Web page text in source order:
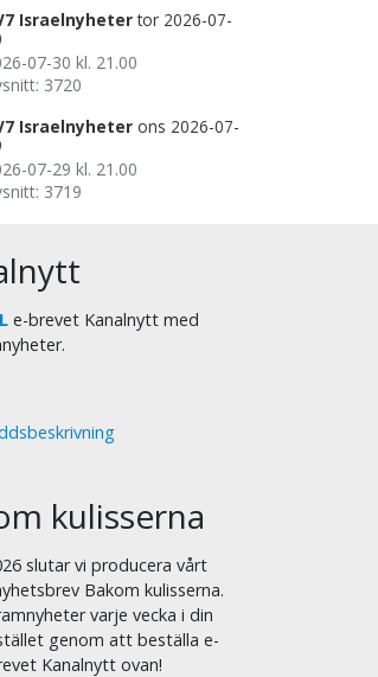
Israelnyheter tor 2026-07-
07-30 kl. 21.00
3720
Israelnyheter ons 2026-07-
07-29 kl. 21.00
3719
e-brevet Kanalnytt med
kulisserna
slutar vi producera vårt
Bakom kulisserna.
varje vecka i din
genom att beställa e-
Kanalnytt ovan!